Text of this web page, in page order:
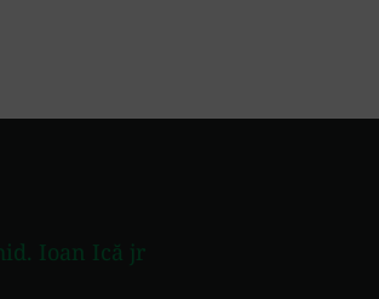
Ioan Ică jr